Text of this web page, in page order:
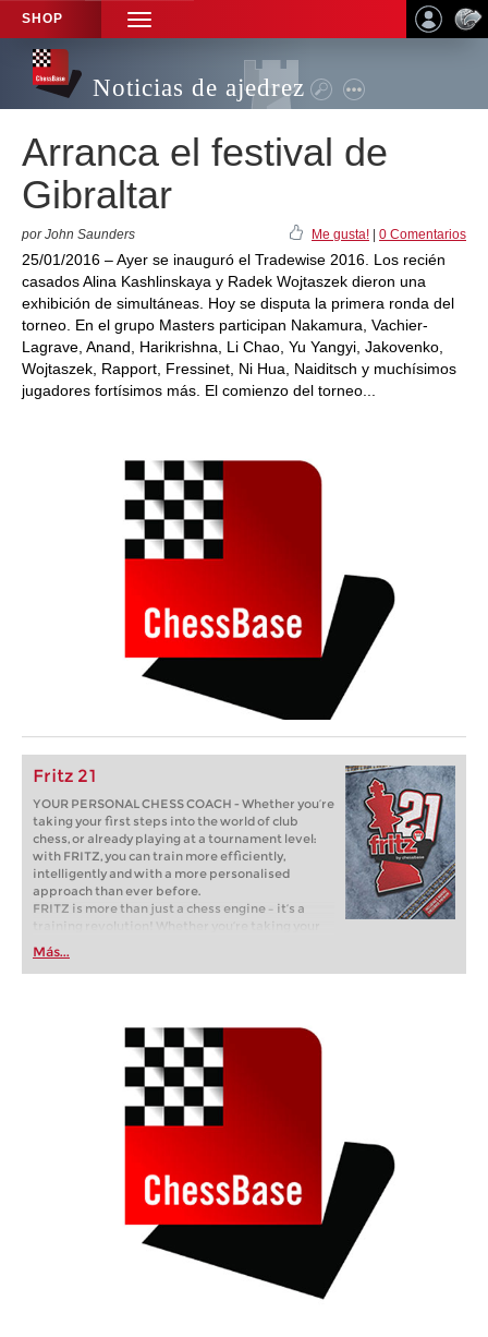
SHOP
TOGGLE
NAVIGATION
Noticias de ajedrez
Arranca el festival de
Gibraltar
por John Saunders Me gusta! 0 Comentarios
25/01/2016 – Ayer se inauguró el Tradewise 2016. Los recién
casados Alina Kashlinskaya y Radek Wojtaszek dieron una
exhibición de simultáneas. Hoy se disputa la primera ronda del
torneo. En el grupo Masters participan Nakamura, Vachier-
Lagrave, Anand, Harikrishna, Li Chao, Yu Yangyi, Jakovenko,
Wojtaszek, Rapport, Fressinet, Ni Hua, Naiditsch y muchísimos
jugadores fortísimos más. El comienzo del torneo...
Fritz 21
YOUR PERSONAL CHESS COACH - Whether you’re
taking your first steps into the world of club
chess, or already playing at a tournament level:
with FRITZ, you can train more efficiently,
intelligently and with a more personalised
approach than ever before.
FRITZ is more than just a chess engine – it’s a
training revolution! Whether you’re taking your
first steps into the world of club chess, or already
playing at a tournament level: with FRITZ, you can
train more efficiently, intelligently and with a
Más...